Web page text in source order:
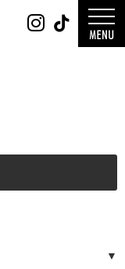
デザイン
平屋
2階建て
0800-
888-
2003
営業時
間9:30
～